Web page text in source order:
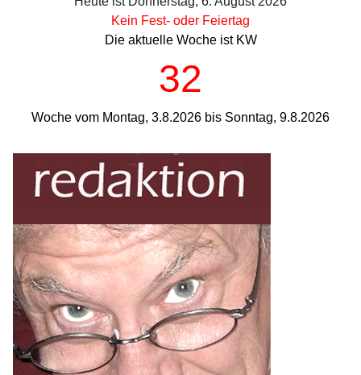
Kein Fest- oder Feiertag
Die aktuelle Woche ist KW
32
Woche vom Montag, 3.8.2026 bis Sonntag, 9.8.2026